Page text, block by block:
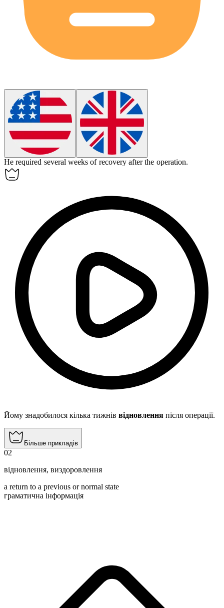
He required several weeks of recovery after the operation.
Йому знадобилося кілька тижнів відновлення після операції.
Більше прикладів
02
відновлення, виздоровлення
a return to a previous or normal state
граматична інформація